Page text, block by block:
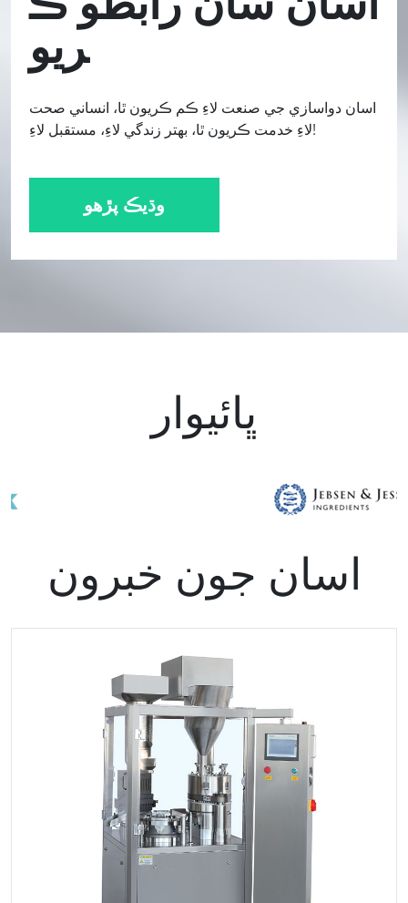
ريو
اسان دواسازي جي صنعت لاءِ ڪم ڪريون ٿا، انساني صحت
لاءِ خدمت ڪريون ٿا، بهتر زندگي لاءِ، مستقبل لاءِ!
وڌيڪ پڙهو
ڀائيوار
اسان جون خبرون